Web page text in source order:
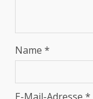
Name *